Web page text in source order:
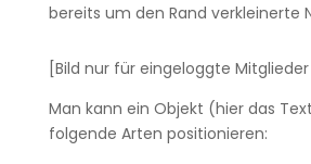
bereits um den Rand verkleinerte
[Bild nur für eingeloggte
Man kann ein Objekt (hier das
folgende Arten positionieren: